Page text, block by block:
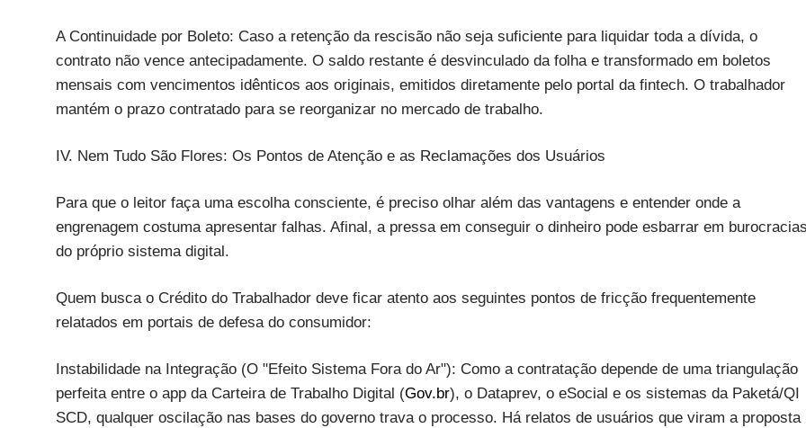
A Continuidade por Boleto: Caso a retenção da rescisão não seja suficiente para liquidar toda a dívida, o
contrato não vence antecipadamente. O saldo restante é desvinculado da folha e transformado em boletos
mensais com vencimentos idênticos aos originais, emitidos diretamente pelo portal da fintech. O trabalhador
mantém o prazo contratado para se reorganizar no mercado de trabalho.
IV. Nem Tudo São Flores: Os Pontos de Atenção e as Reclamações dos Usuários
Para que o leitor faça uma escolha consciente, é preciso olhar além das vantagens e entender onde a
engrenagem costuma apresentar falhas. Afinal, a pressa em conseguir o dinheiro pode esbarrar em
do próprio sistema digital.
Quem busca o Crédito do Trabalhador deve ficar atento aos seguintes pontos de fricção frequentemente
relatados em portais de defesa do consumidor:
Instabilidade na Integração (O "Efeito Sistema Fora do Ar"): Como a contratação depende de uma triangulação
perfeita entre o app da Carteira de Trabalho Digital (Gov.br), o Dataprev, o eSocial e os sistemas da Paketá/QI
SCD, qualquer oscilação nas bases do governo trava o processo. Há relatos de usuários que viram a proposta